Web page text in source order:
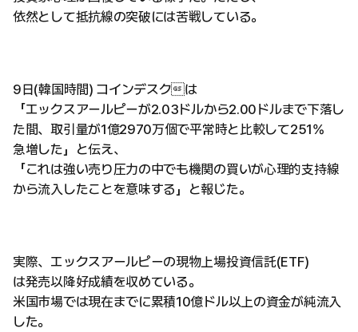
依然として抵抗線の突破には苦戦している。
9日(韓国時間) コインデスクは
「エックスアールピーが2.03ドルから2.00ドルまで下落し
た間、取引量が1億2970万個で平常時と比較して251%
急増した」と伝え、
「これは強い売り圧力の中でも機関の買いが心理的支持線
から流入したことを意味する」と報じた。
実際、エックスアールピーの現物上場投資信託(ETF)
は発売以降好成績を収めている。
米国市場では現在までに累積10億ドル以上の資金が純流入
した。